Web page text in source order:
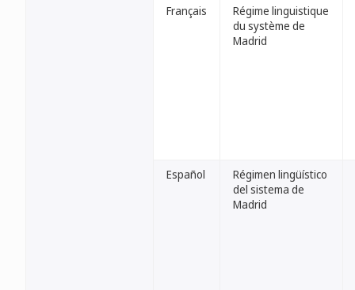
Français
Régime linguistique
du système de
Madrid
Español
Régimen lingüístico
del sistema de
Madrid